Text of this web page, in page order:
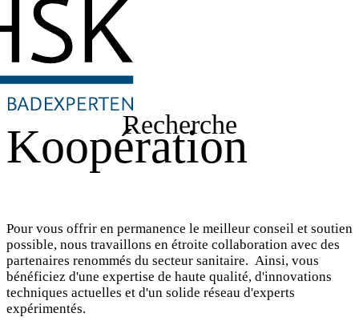
Recherche
Koopération
Pour vous offrir en permanence le meilleur conseil et soutien
possible, nous travaillons en étroite collaboration avec des
partenaires renommés du secteur sanitaire. Ainsi, vous
bénéficiez d'une expertise de haute qualité, d'innovations
techniques actuelles et d'un solide réseau d'experts
expérimentés.